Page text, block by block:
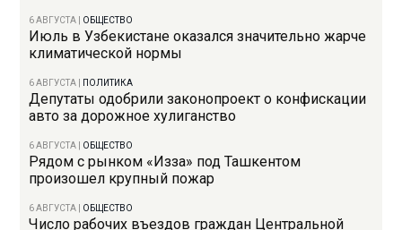
6 АВГУСТА ОБЩЕСТВО
Июль в Узбекистане оказался значительно жарче
климатической нормы
6 АВГУСТА ПОЛИТИКА
Депутаты одобрили законопроект о конфискации
авто за дорожное хулиганство
6 АВГУСТА ОБЩЕСТВО
Рядом с рынком «Изза» под Ташкентом
произошел крупный пожар
6 АВГУСТА ОБЩЕСТВО
Число рабочих въездов граждан Центральной